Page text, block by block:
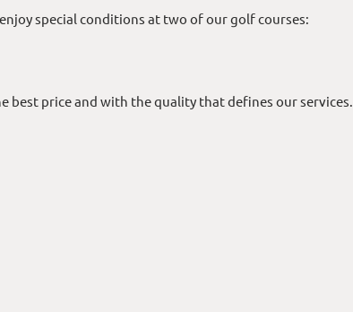
special conditions at two of our golf courses:
price and with the quality that defines our services.